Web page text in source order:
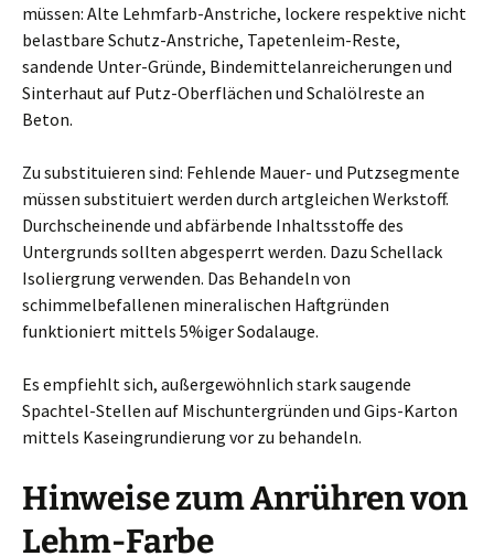
müssen: Alte Lehmfarb-Anstriche, lockere respektive nicht
belastbare Schutz-Anstriche, Tapetenleim-Reste,
sandende Unter-Gründe, Bindemittelanreicherungen und
Sinterhaut auf Putz-Oberflächen und Schalölreste an
Beton.
Zu substituieren sind: Fehlende Mauer- und Putzsegmente
müssen substituiert werden durch artgleichen Werkstoff.
Durchscheinende und abfärbende Inhaltsstoffe des
Untergrunds sollten abgesperrt werden. Dazu Schellack
Isoliergrung verwenden. Das Behandeln von
schimmelbefallenen mineralischen Haftgründen
funktioniert mittels 5%iger Sodalauge.
Es empfiehlt sich, außergewöhnlich stark saugende
Spachtel-Stellen auf Mischuntergründen und Gips-Karton
mittels Kaseingrundierung vor zu behandeln.
Hinweise zum Anrühren von
Lehm-Farbe